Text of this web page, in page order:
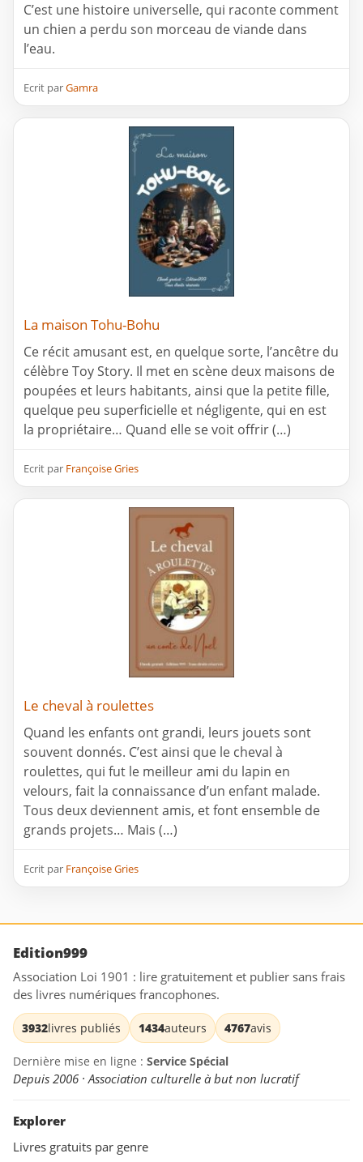
C’est une histoire universelle, qui raconte comment
un chien a perdu son morceau de viande dans
l’eau.
Ecrit parGamra
La maison Tohu-Bohu
Ce récit amusant est, en quelque sorte, l’ancêtre du
célèbre Toy Story. Il met en scène deux maisons de
poupées et leurs habitants, ainsi que la petite fille,
quelque peu superficielle et négligente, qui en est
la propriétaire… Quand elle se voit offrir (…)
Ecrit par Françoise Gries
Le cheval à roulettes
Quand les enfants ont grandi, leurs jouets sont
souvent donnés. C’est ainsi que le cheval à
roulettes, qui fut le meilleur ami du lapin en
velours, fait la connaissance d’un enfant malade.
Tous deux deviennent amis, et font ensemble de
grands projets… Mais (…)
Ecrit par Françoise Gries
Edition999
Association Loi 1901 : lire gratuitement et publier sans frais
des livres numériques francophones.
3932livres publiés 1434auteurs 4767avis
Dernière mise en ligne : Service Spécial
Depuis 2006 · Association culturelle à but non lucratif
Explorer
Livres gratuits par genre